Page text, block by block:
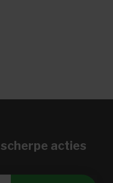
acties